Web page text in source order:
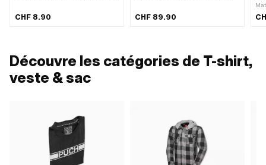
· Diamètre: 8 mm · Type de
CHF 8.90
noir · Couleur: rouge · Longueur
CHF 89.90
Découvre les catégories de T-shirt,
veste & sac